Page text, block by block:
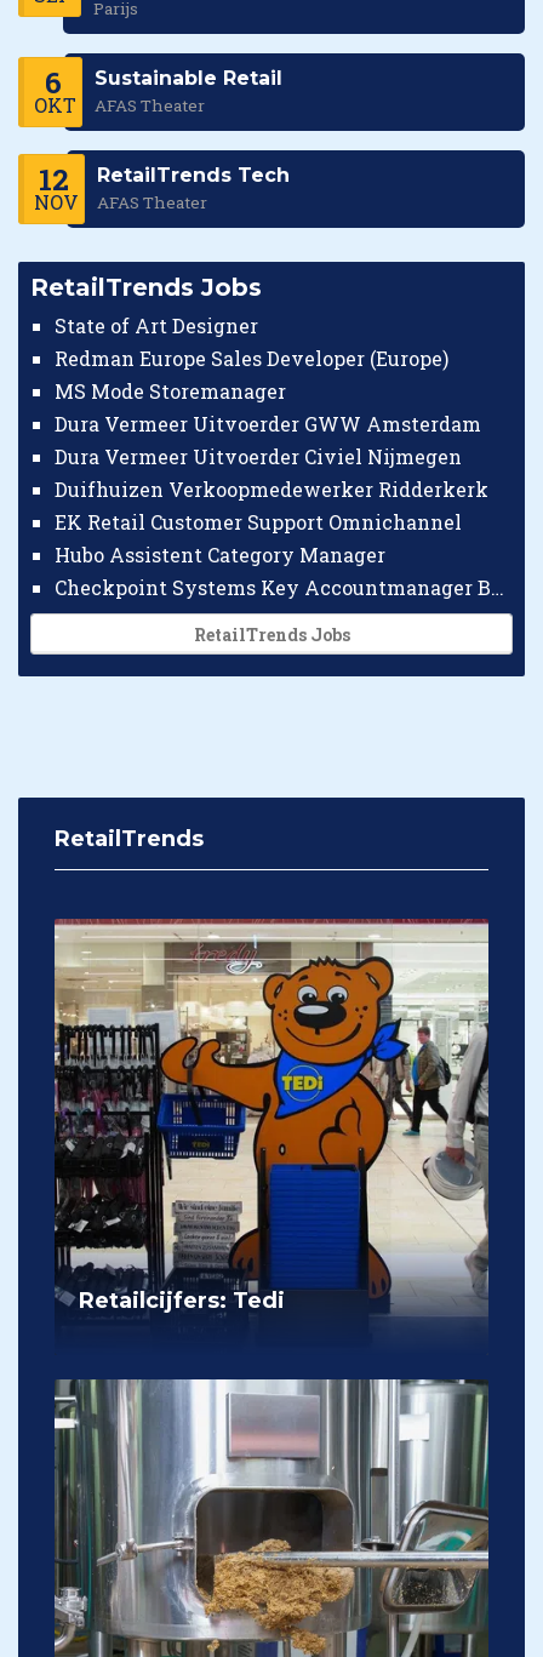
Parijs
6
OKT
Sustainable Retail
AFAS Theater
12
NOV
RetailTrends Tech
AFAS Theater
RetailTrends Jobs
State of Art Designer
Redman Europe Sales Developer (Europe)
MS Mode Storemanager
Dura Vermeer Uitvoerder GWW Amsterdam
Dura Vermeer Uitvoerder Civiel Nijmegen
Duifhuizen Verkoopmedewerker Ridderkerk
EK Retail Customer Support Omnichannel
Hubo Assistent Category Manager
Checkpoint Systems Key Accountmanager Benelux
RetailTrends Jobs
RetailTrends
Retailcijfers: Tedi